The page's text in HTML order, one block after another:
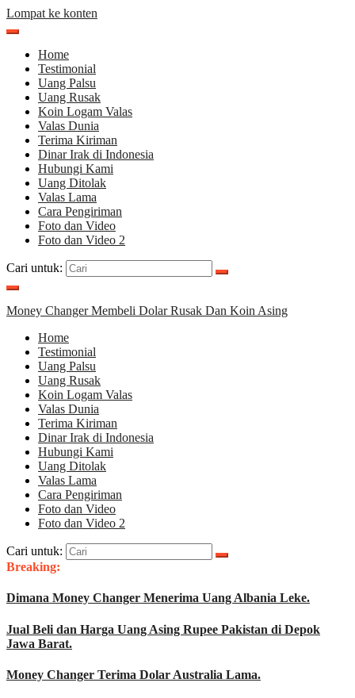
Lompat ke konten
Home
Testimonial
Uang Palsu
Uang Rusak
Koin Logam Valas
Valas Dunia
Terima Kiriman
Dinar Irak di Indonesia
Hubungi Kami
Uang Ditolak
Valas Lama
Cara Pengiriman
Foto dan Video
Foto dan Video 2
Cari untuk:
Money Changer Membeli Dolar Rusak Dan Koin Asing
Home
Testimonial
Uang Palsu
Uang Rusak
Koin Logam Valas
Valas Dunia
Terima Kiriman
Dinar Irak di Indonesia
Hubungi Kami
Uang Ditolak
Valas Lama
Cara Pengiriman
Foto dan Video
Foto dan Video 2
Cari untuk:
Breaking:
Dimana Money Changer Menerima Uang Albania Leke.
Jual Beli dan Harga Uang Asing Rupee Pakistan di Depok
Jawa Barat.
Money Changer Terima Dolar Australia Lama.